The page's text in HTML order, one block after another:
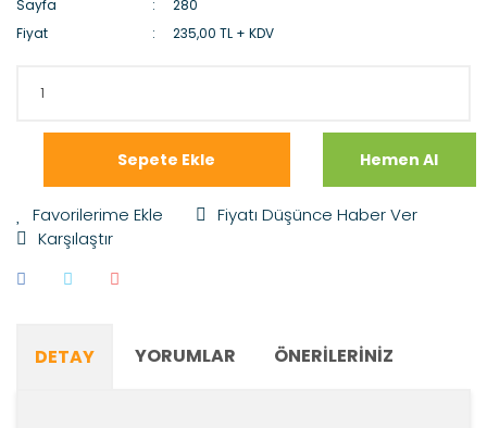
Sayfa
280
Fiyat
235,00 TL + KDV
Sepete Ekle Hemen Al
Fiyatı Düşünce Haber Ver
Karşılaştır
DETAY YORUMLAR ÖNERILERINIZ